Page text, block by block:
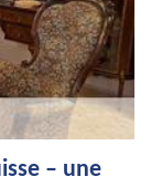
– une